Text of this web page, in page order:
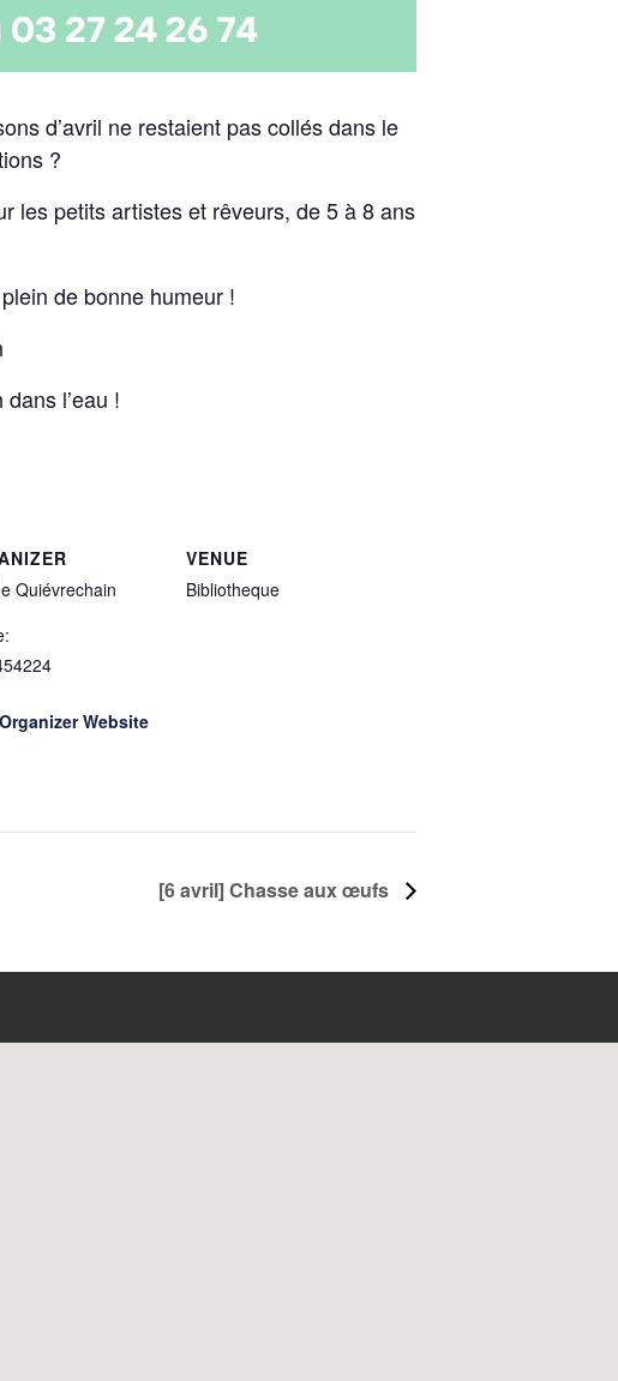
d’avril ne restaient pas collés dans le
?
les petits artistes et rêveurs, de 5 à 8 ans
de bonne humeur !
l’eau !
Quiévrechain
Website
VENUE
Bibliotheque
[6 avril] Chasse aux œufs